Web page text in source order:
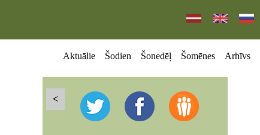
Aktuālie Šodien Šonedēļ Šomēnes Arhīvs
<